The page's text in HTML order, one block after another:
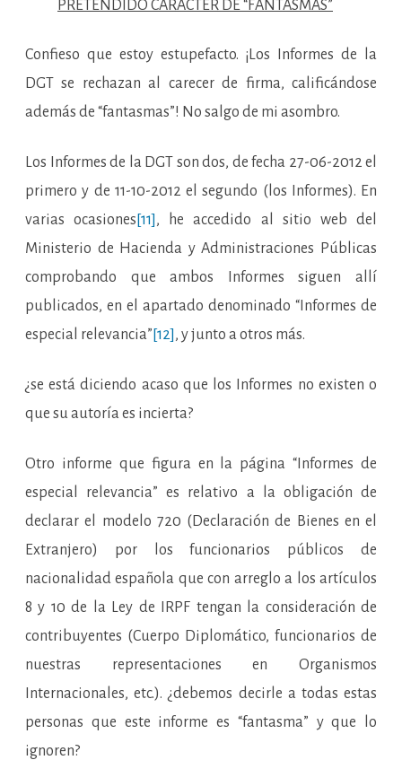
PRETENDIDO CARÁCTER DE “FANTASMAS”
Confieso que estoy estupefacto. ¡Los Informes de la
DGT se rechazan al carecer de firma, calificándose
además de “fantasmas”! No salgo de mi asombro.
Los Informes de la DGT son dos, de fecha 27-06-2012 el
primero y de 11-10-2012 el segundo (los Informes). En
varias ocasiones [11] , he accedido al sitio web del
Ministerio de Hacienda y Administraciones Públicas
comprobando que ambos Informes siguen allí
publicados, en el apartado denominado “Informes de
especial relevancia” [12] , y junto a otros más.
¿se está diciendo acaso que los Informes no existen o
que su autoría es incierta?
Otro informe que figura en la página “Informes de
especial relevancia” es relativo a la obligación de
declarar el modelo 720 (Declaración de Bienes en el
Extranjero) por los funcionarios públicos de
nacionalidad española que con arreglo a los artículos
8 y 10 de la Ley de IRPF tengan la consideración de
contribuyentes (Cuerpo Diplomático, funcionarios de
nuestras representaciones en Organismos
Internacionales, etc.). ¿debemos decirle a todas estas
personas que este informe es “fantasma” y que lo
ignoren?